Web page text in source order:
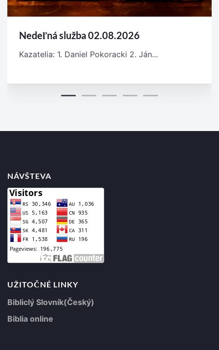
Nedeľná služba 02.08.2026
Kazatelia: 1. Daniel Pokoracki 2. Ján...
NÁVŠTEVA
UŽITOČNÉ LINKY
Bibliclý Slovník(Český)
Biblia online